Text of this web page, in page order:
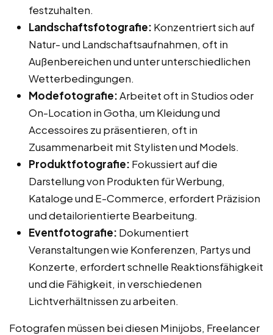
festzuhalten.
Landschaftsfotografie: Konzentriert sich auf
Natur- und Landschaftsaufnahmen, oft in
Außenbereichen und unter unterschiedlichen
Wetterbedingungen.
Modefotografie:Arbeitet oft in Studios oder
On-Location in Gotha, um Kleidung und
Accessoires zu präsentieren, oft in
Zusammenarbeit mit Stylisten und Models.
Produktfotografie: Fokussiert auf die
Darstellung von Produkten für Werbung,
Kataloge und E-Commerce, erfordert Präzision
und detailorientierte Bearbeitung.
Eventfotografie: Dokumentiert
Veranstaltungen wie Konferenzen, Partys und
Konzerte, erfordert schnelle Reaktionsfähigkeit
und die Fähigkeit, in verschiedenen
Lichtverhältnissen zu arbeiten.
Fotografen müssen bei diesen Minijobs, Freelancer